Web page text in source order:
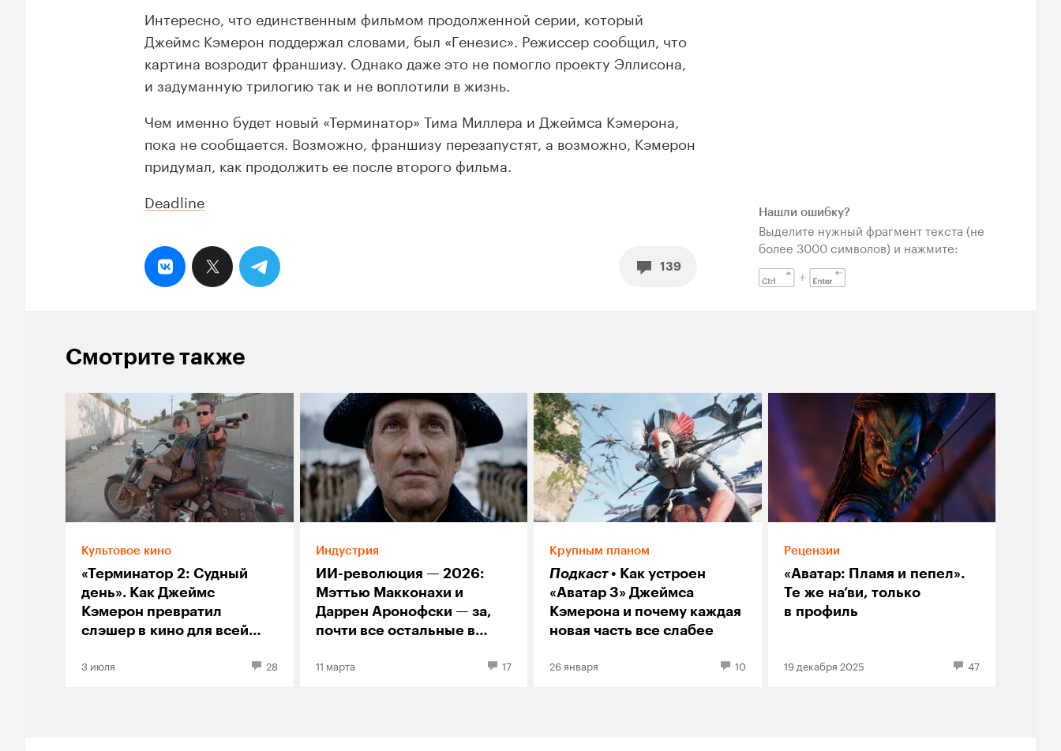
Интересно, что единственным фильмом продолженной серии, который
Джеймс Кэмерон поддержал словами, был «Генезис». Режиссер сообщил, что
картина возродит франшизу. Однако даже это не помогло проекту Эллисона,
и задуманную трилогию так и не воплотили в жизнь.
Чем именно будет новый «Терминатор» Тима Миллера и Джеймса Кэмерона,
пока не сообщается. Возможно, франшизу перезапустят, а возможно, Кэмерон
придумал, как продолжить ее после второго фильма.
Deadline
139
Нашли ошибку?
Выделите нужный фрагмент текста (не
более 3000 символов) и нажмите:
Смотрите также
Культовое кино
«Терминатор 2: Судный
день». Как Джеймс
Кэмерон превратил
слэшер в кино для всей
3 июля 28
Индустрия
ИИ-революция — 2026:
Мэттью Макконахи и
Даррен Аронофски — за,
почти все остальные в
11 марта 17
Крупным планом
Подкаст
Как устроен
«Аватар 3» Джеймса
Кэмерона и почему каждая
новая часть все слабее
26 января 10
Рецензии
«Аватар: Пламя и пепел».
Те же на’ви, только
в профиль
19 декабря 2025 47